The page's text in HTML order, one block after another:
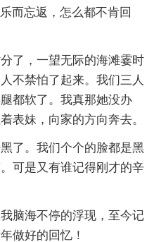
而忘返，怎么都不肯回
了，一望无际的海滩霎时
不禁怕了起来。我们三人
都软了。我真那她没办
表妹，向家的方向奔去。
了。我们个个的脸都是黑
可是又有谁记得刚才的辛
脑海不停的浮现，至今记
做好的回忆！